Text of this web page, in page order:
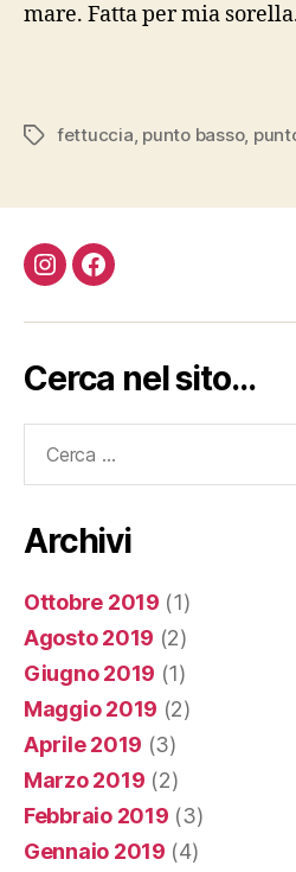
mare. Fatta per mia
Tag fettuccia punto basso,
InstagramFacebook
Cerca nel sito…
Archivi
Ottobre 2019 (1)
Agosto 2019 (2)
Giugno 2019 (1)
Maggio 2019 (2)
Aprile 2019 (3)
Marzo 2019 (2)
Febbraio 2019 (3)
Gennaio 2019 (4)